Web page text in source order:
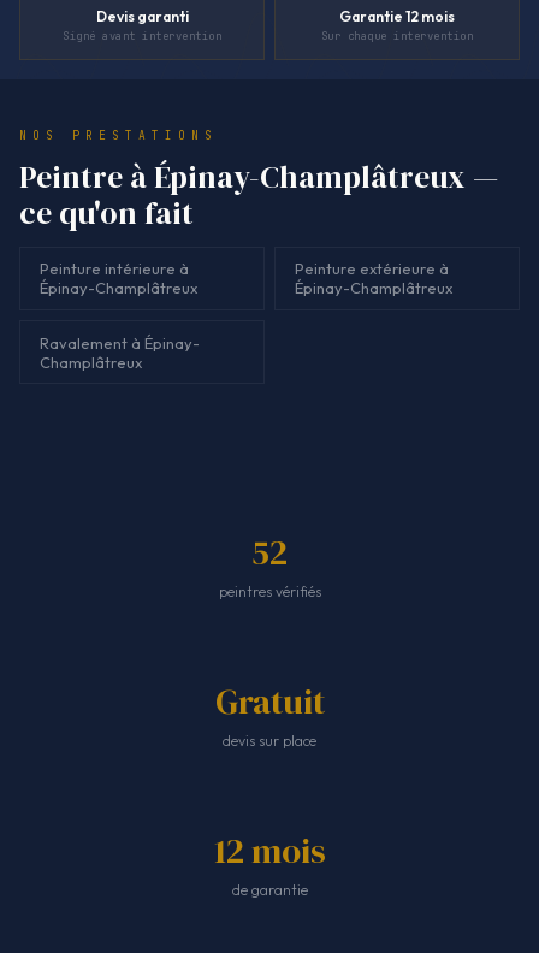
Devis garanti
Signé avant intervention
Garantie 12 mois
Sur chaque intervention
NOS PRESTATIONS
Peintre à Épinay-Champlâtreux —
ce qu'on fait
Peinture intérieure à
Épinay-Champlâtreux
Peinture extérieure à
Épinay-Champlâtreux
Ravalement à Épinay-
Champlâtreux
52
peintres vérifiés
Gratuit
devis sur place
12 mois
de garantie